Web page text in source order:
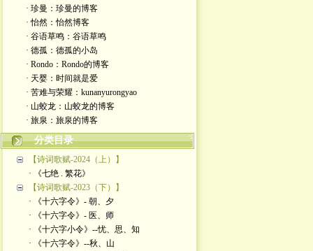
· 珍曼：珍曼的博客
· 怡然：怡然博客
· 谷语草鸣：谷语草鸣
· 德孤：德孤的小岛
· Rondo：Rondo的博客
· 天婴：时间就是爱
· 苦难与荣耀：kunanyurongyao
· 山蛟龙：山蛟龙的博客
· 旅泉：旅泉的博客
分类目录
【诗词歌赋-2024（上）】
· 《七绝 . 繁花》
【诗词歌赋-2023（下）】
· 《十六字令》- 朝、夕
· 《十六字令》- 医、师
· 《十六字小令》--忧、思、知
· 《十六字令》--秋、山